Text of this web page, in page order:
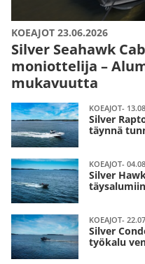
KOEAJOT 23.06.2026
Silver Seahawk
moniottelija –
mukavuutta
KOEAJOT-
Silver
täynnä
KOEAJOT-
Silver
KOEAJOT-
Silver
työkalu